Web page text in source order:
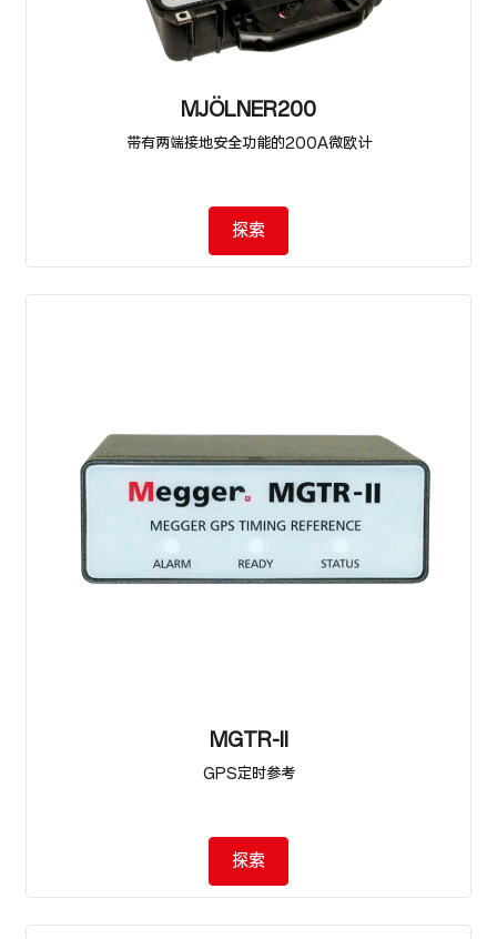
MJÖLNER200
带有两端接地安全功能的200A微欧计
探索
MGTR-II
GPS定时参考
探索